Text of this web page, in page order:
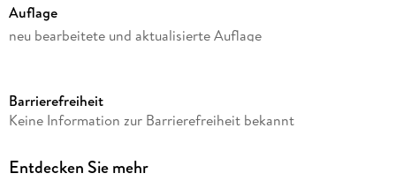
Auflage
neu bearbeitete und aktualisierte Auflage
Dateigröße
Reihe
Barrierefreiheit
Keine Information zur Barrierefreiheit bekannt
Entdecken Sie mehr